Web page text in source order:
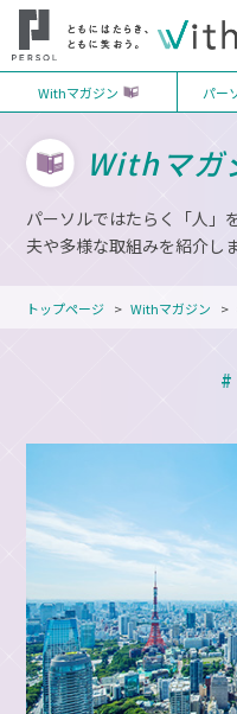
Withマガジン パー
Withマガ
パーソルではたらく「人」
夫や多様な取組みを紹介しま
トップページ Withマガジン
#